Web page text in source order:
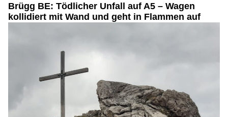
Brügg BE: Tödlicher Unfall auf A5 – Wagen
kollidiert mit Wand und geht in Flammen auf